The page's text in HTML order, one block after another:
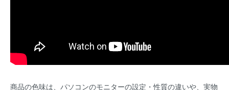
商品の色味は、パソコンのモニターの設定・性質の違いや、実物